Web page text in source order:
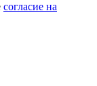
согласие на